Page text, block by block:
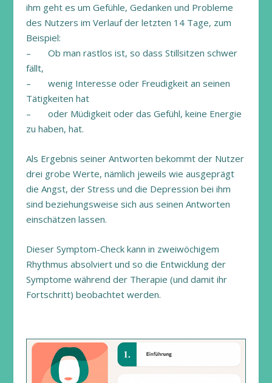
ihm geht es um Gefühle, Gedanken und Probleme
des Nutzers im Verlauf der letzten 14 Tage, zum
Beispiel:
– Ob man rastlos ist, so dass Stillsitzen schwer
fällt,
– wenig Interesse oder Freudigkeit an seinen
Tätigkeiten hat
– oder Müdigkeit oder das Gefühl, keine Energie
zu haben, hat.
Als Ergebnis seiner Antworten bekommt der Nutzer
drei grobe Werte, nämlich jeweils wie ausgeprägt
die Angst, der Stress und die Depression bei ihm
sind beziehungsweise sich aus seinen Antworten
einschätzen lassen.
Dieser Symptom-Check kann in zweiwöchigem
Rhythmus absolviert und so die Entwicklung der
Symptome während der Therapie (und damit ihr
Fortschritt) beobachtet werden.